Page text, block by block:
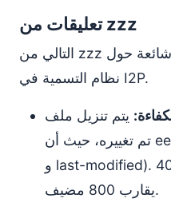
تعليقات من zzz
التالي من zzz هو مراجعة لعدة شكاوى شائعة حول
نظام التسمية في I2P.
يتم تنزيل ملف hosts.txt بالكامل (إذا
تم تغييره، حيث أن eepget يستخدم رؤوس etag
و last-modified). حجمه حوالي 400K حالياً لما
يقارب 800 مضيف.